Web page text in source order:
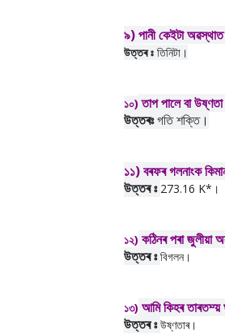
৯) পানী কেইটা
উত্তৰ ঃ তিনিটা।
১০) তাপ পালে বা উষ্ণতা
উত্তৰঃগতি শক্তি।
১১)বৰফৰ গলনাংক
উত্তৰ ঃ 273.16 K*।
১২) কঠিনৰ পৰা জুলীয়া
উত্তৰ ঃ বিগলন।
১৩) আমি কিহৰ তাৰতম্য়
উত্তৰ ঃ উষ্ণতাৰ।